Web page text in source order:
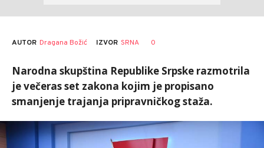
AUTOR Dragana Božić IZVOR SRNA 0
Narodna skupština Republike Srpske razmotrila
je večeras set zakona kojim je propisano
smanjenje trajanja pripravničkog staža.